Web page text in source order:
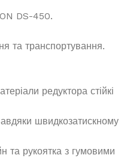
DS-450.
та транспортування.
редуктора стійкі
швидкозатискному
та рукоятка з гумовими